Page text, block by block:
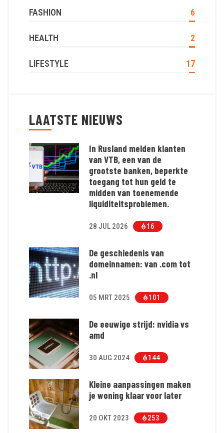
FASHION 6
HEALTH 2
LIFESTYLE 17
LAATSTE NIEUWS
In Rusland melden klanten
van VTB, een van de
grootste banken, beperkte
toegang tot hun geld te
midden van toenemende
liquiditeitsproblemen.
28 JUL 2026 16
De geschiedenis van
domeinnamen: van .com tot
.nl
05 MRT 2025 101
De eeuwige strijd: nvidia vs
amd
30 AUG 2024 144
Kleine aanpassingen maken
je woning klaar voor later
20 OKT 2023 253